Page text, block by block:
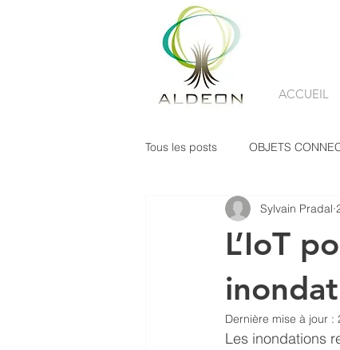
ACCUEIL
Tous les posts OBJETS
SERVICISATION
L’IoT
Sylvain Pradal
Dernière mise à jour :
Les inondations